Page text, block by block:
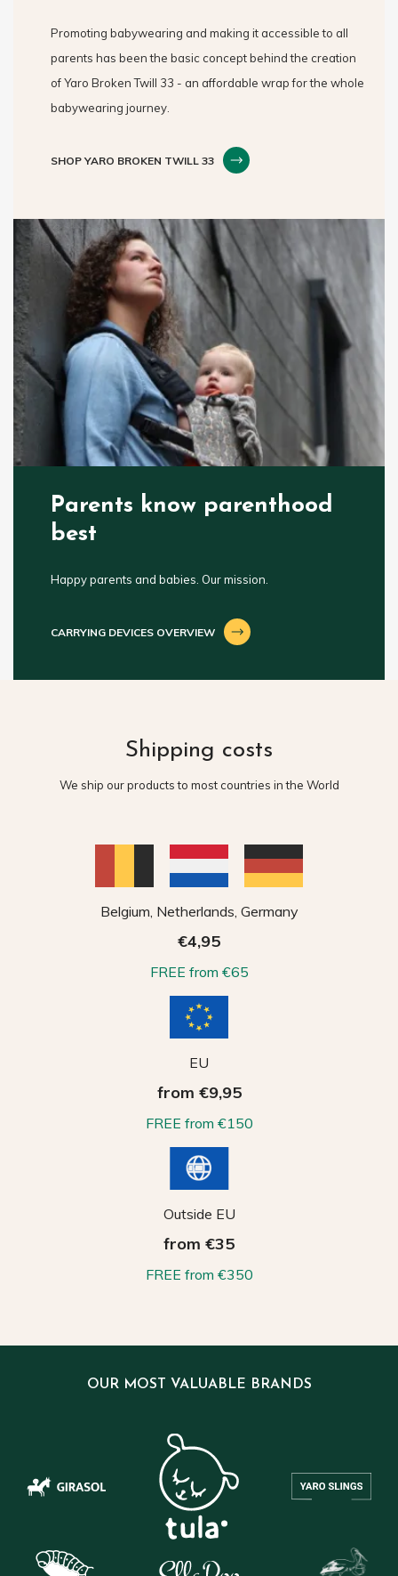
Promoting babywearing and making it accessible to all
parents has been the basic concept behind the creation
of Yaro Broken Twill 33 - an affordable wrap for the whole
babywearing journey.
SHOP YARO BROKEN TWILL 33
Parents know parenthood
best
Happy parents and babies. Our mission.
CARRYING DEVICES OVERVIEW
Shipping costs
We ship our products to most countries in the World
Belgium, Netherlands, Germany
€4,95
FREE from €65
EU
from €9,95
FREE from €150
Outside EU
from €35
FREE from €350
OUR MOST VALUABLE BRANDS